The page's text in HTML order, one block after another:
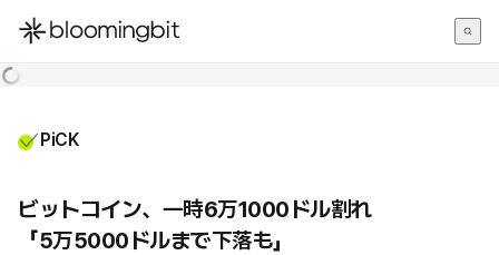
한국어
PiCK
ビットコイン、一時6万1000ドル割れ
「5万5000ドルまで下落も」